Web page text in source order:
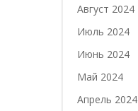
Август 2024
Июль 2024
Июнь 2024
Май 2024
Апрель 2024